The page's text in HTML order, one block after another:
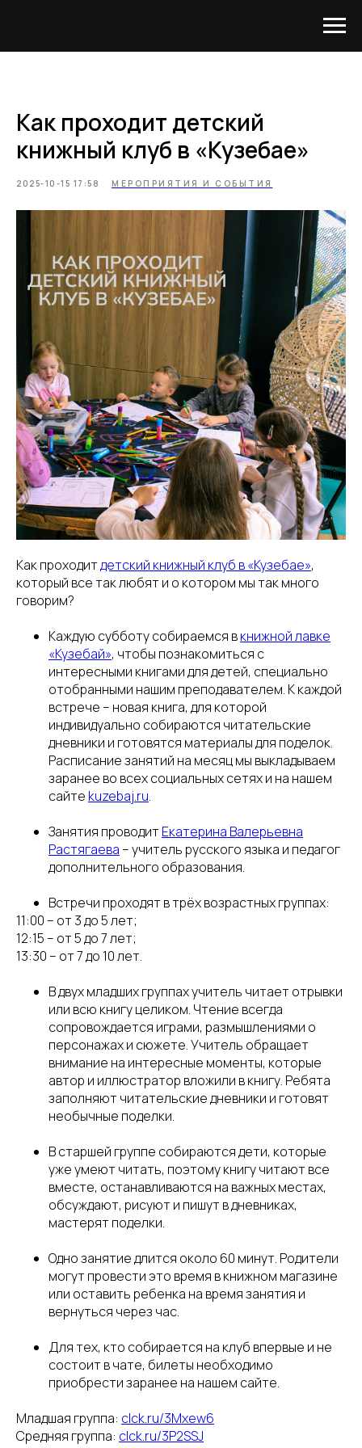
Как проходит детский
книжный клуб в «Кузебае»
2025-10-15 17:58 МЕРОПРИЯТИЯ И СОБЫТИЯ
Как проходитдетский книжный клуб в «Кузебае»,
который все так любят и о котором мы так много
говорим?
Каждую субботу собираемся вкнижной лавке
«Кузебай», чтобы познакомиться с
интересными книгами для детей, специально
отобранными нашим преподавателем. К каждой
встрече – новая книга, для которой
индивидуально собираются читательские
дневники и готовятся материалы для поделок.
Расписание занятий на месяц мы выкладываем
заранее во всех социальных сетях и на нашем
сайте kuzebaj.ru.
Занятия проводитЕкатерина Валерьевна
Растягаева – учитель русского языка и педагог
дополнительного образования.
Встречи проходят в трёх возрастных группах:
11:00 – от 3 до 5 лет;
12:15 – от 5 до 7 лет;
13:30 – от 7 до 10 лет.
В двух младших группах учитель читает отрывки
или всю книгу целиком. Чтение всегда
сопровождается играми, размышлениями о
персонажах и сюжете. Учитель обращает
внимание на интересные моменты, которые
автор и иллюстратор вложили в книгу. Ребята
заполняют читательские дневники и готовят
необычные поделки.
В старшей группе собираются дети, которые
уже умеют читать, поэтому книгу читают все
вместе, останавливаются на важных местах,
обсуждают, рисуют и пишут в дневниках,
мастерят поделки.
Одно занятие длится около 60 минут. Родители
могут провести это время в книжном магазине
или оставить ребенка на время занятия и
вернуться через час.
Для тех, кто собирается на клуб впервые и не
состоит в чате, билеты необходимо
приобрести заранее на нашем сайте.
Младшая группа: clck.ru/3Mxew6
Средняя группа: clck.ru/3P2SSJ